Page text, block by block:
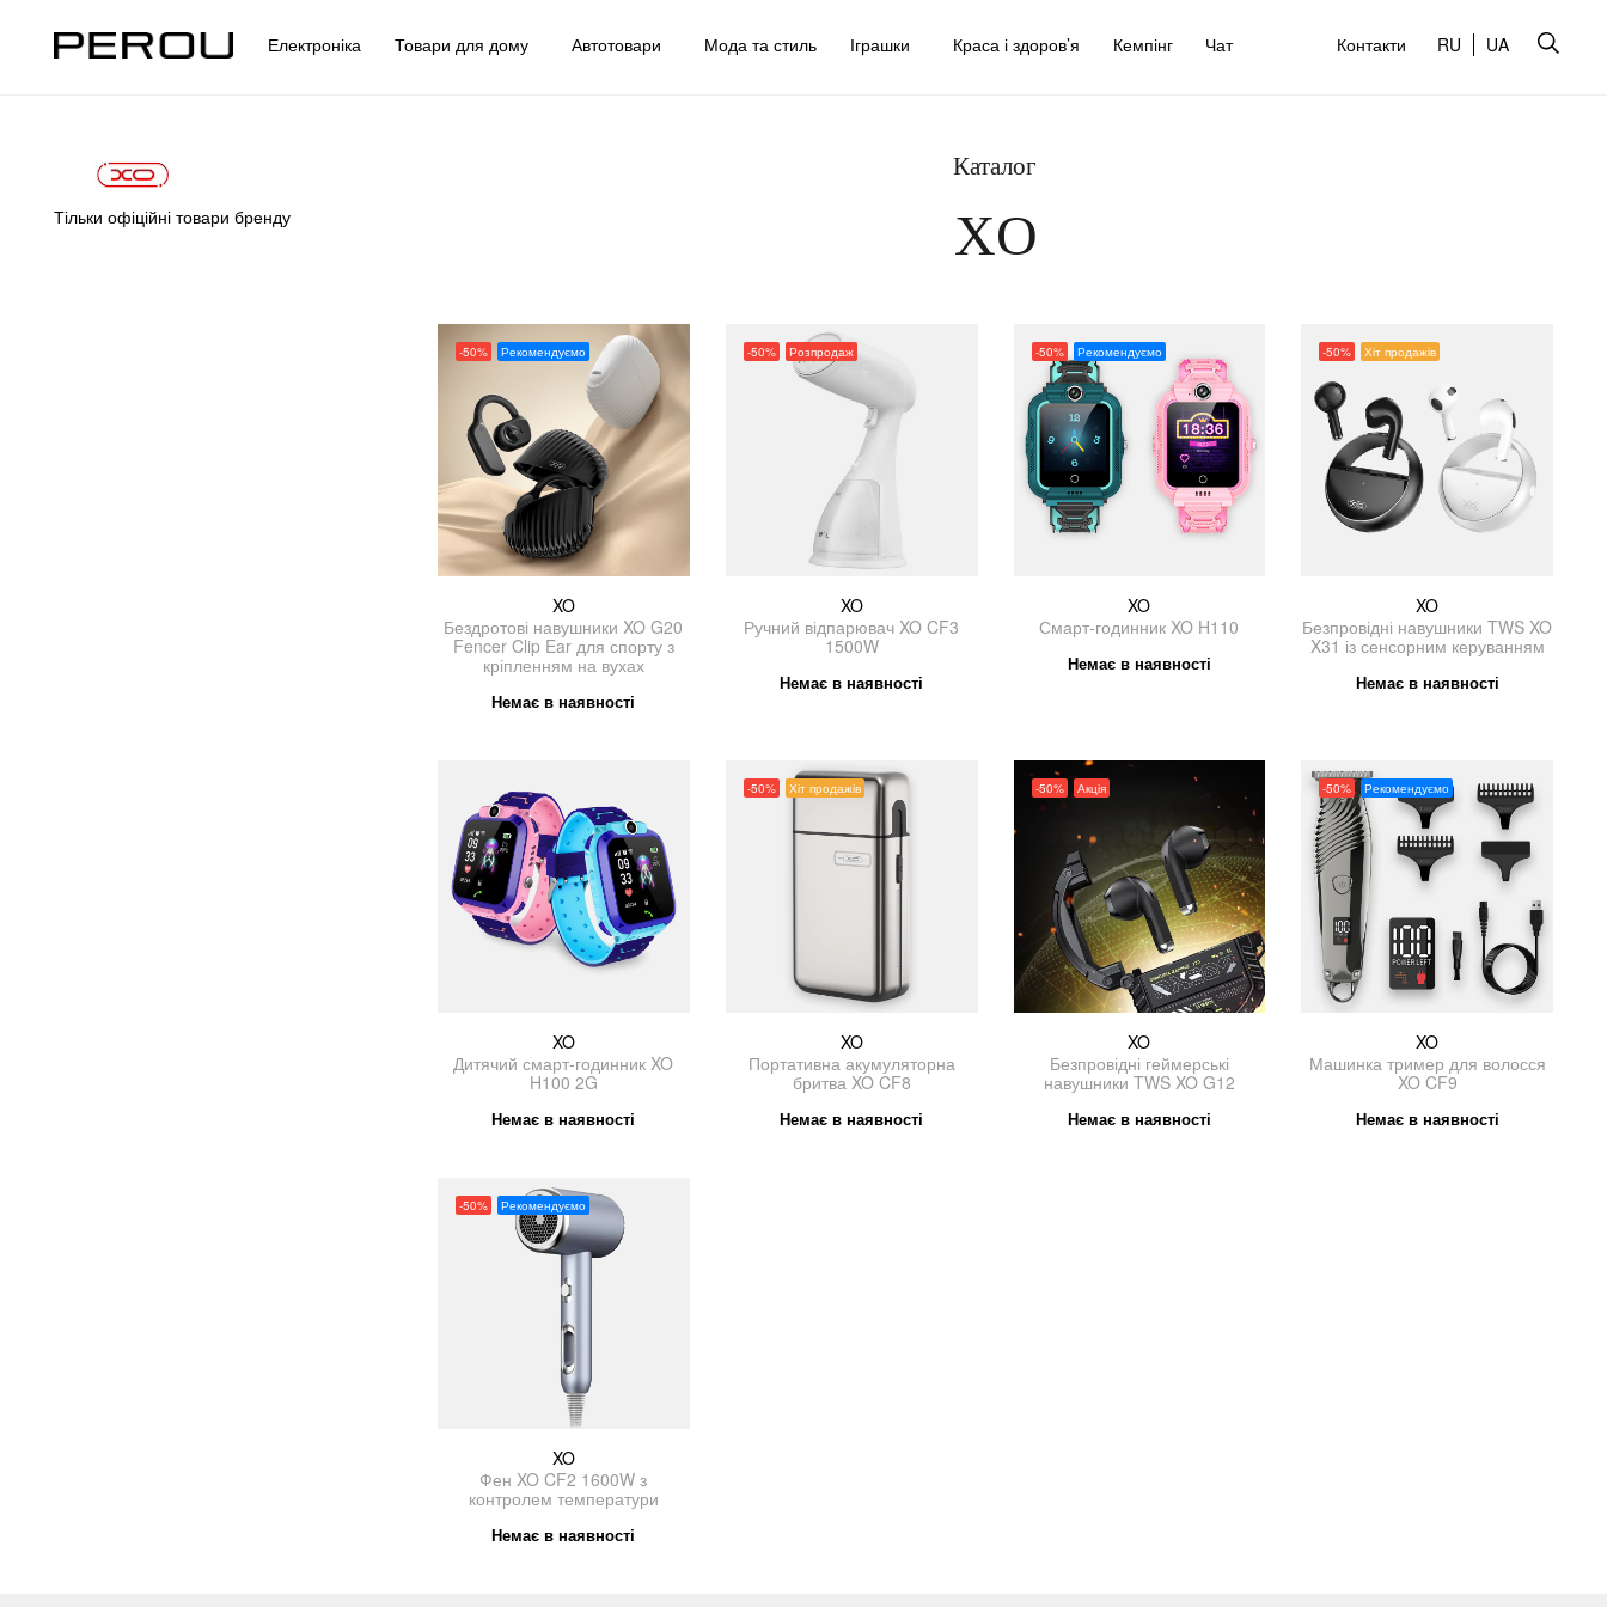
Електроніка Товари для дому Автотовари Мода та стиль Іграшки Краса і здоров’я Кемпінг Чат Контакти RU UA
Тільки офіційні товари бренду
Каталог
XO
-50% Рекомендуємо
XO
Бездротові навушники XO G20
Fencer Clip Ear для спорту з
кріпленням на вухах
Немає в наявності
-50% Розпродаж
XO
Ручний відпарювач XO CF3
1500W
Немає в наявності
-50% Рекомендуємо
XO
Смарт-годинник XO H110
Немає в наявності
-50% Хіт продажів
XO
Безпровідні навушники TWS XO
X31 із сенсорним керуванням
Немає в наявності
XO
Дитячий смарт-годинник XO
H100 2G
Немає в наявності
-50% Хіт продажів
XO
Портативна акумуляторна
бритва XO CF8
Немає в наявності
-50% Акція
XO
Безпровідні геймерські
навушники TWS XO G12
Немає в наявності
-50% Рекомендуємо
XO
Машинка тример для волосся
XO CF9
Немає в наявності
-50% Рекомендуємо
XO
Фен XO CF2 1600W з
контролем температури
Немає в наявності